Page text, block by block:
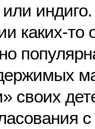
каких-то
своих
с